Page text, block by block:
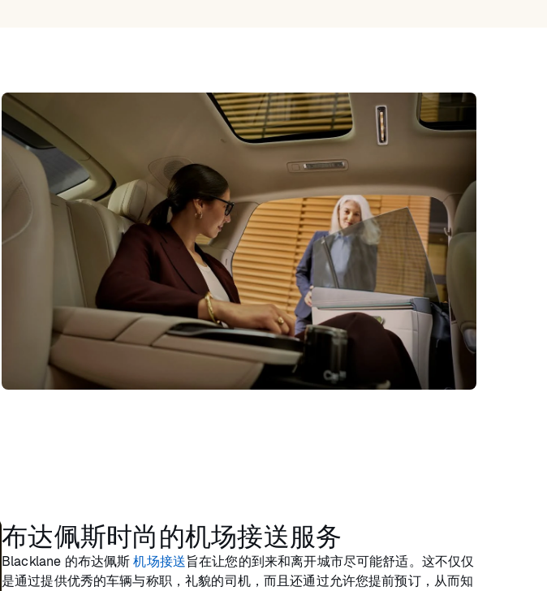
布达佩斯时尚的机场接送服务
Blacklane 的布达佩斯机场接送旨在让您的到来和离开城市尽可能舒适。这不仅仅
是通过提供优秀的车辆与称职，礼貌的司机，而且还通过允许您提前预订，从而知